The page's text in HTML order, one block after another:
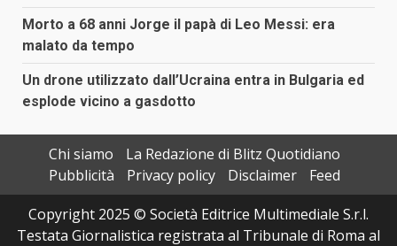
Morto a 68 anni Jorge il papà di Leo Messi: era
malato da tempo
Un drone utilizzato dall’Ucraina entra in Bulgaria ed
esplode vicino a gasdotto
Chi siamo
La Redazione di Blitz Quotidiano
Pubblicità
Privacy policy Disclaimer
Feed
Copyright 2025 © Società Editrice Multimediale S.r.l.
Testata Giornalistica registrata al Tribunale di Roma al